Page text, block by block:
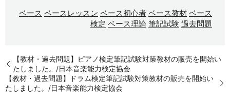
ベース ベースレッスン ベース初心者 ベース教材 ベース
検定 ベース理論 筆記試験 過去問題
【教材・過去問題】ピアノ検定筆記試験対策教材の販売を開始い
たしました。/日本音楽能力検定協会
【教材・過去問題】ドラム検定筆記試験対策教材の販売を開始い
たしました。/日本音楽能力検定協会